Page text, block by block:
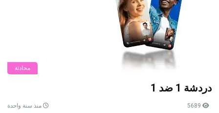
محادثة
دردشة 1 ضد 1
منذ سنة واحدة